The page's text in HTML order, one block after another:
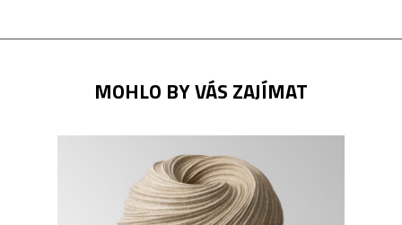
MOHLO BY VÁS ZAJÍMAT